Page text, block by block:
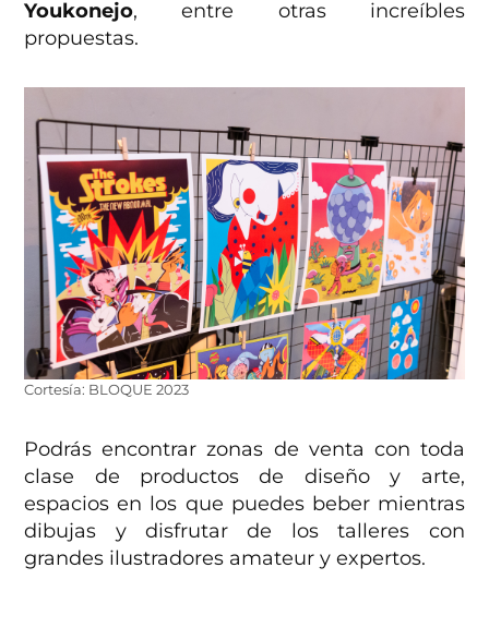
Youkonejo, entre otras increíbles
propuestas.
Cortesía: BLOQUE 2023
Podrás encontrar zonas de venta con toda
clase de productos de diseño y arte,
espacios en los que puedes beber mientras
dibujas y disfrutar de los talleres con
grandes ilustradores amateur y expertos.